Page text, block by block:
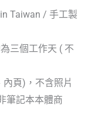
Taiwan / 手工製
三個工作天 ( 不
頁)，不含照片
筆記本本體商